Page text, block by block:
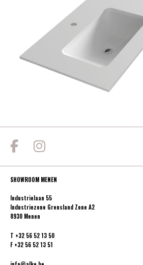
SHOWROOM MENEN
Industrielaan 55
Industriezone Grensland Zone A2
8930 Menen
T +32 56 52 13 50
F +32 56 52 13 51